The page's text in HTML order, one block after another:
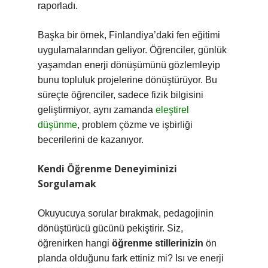
raporladı.
Başka bir örnek, Finlandiya’daki fen eğitimi
uygulamalarından geliyor. Öğrenciler, günlük
yaşamdan enerji dönüşümünü gözlemleyip
bunu topluluk projelerine dönüştürüyor. Bu
süreçte öğrenciler, sadece fizik bilgisini
geliştirmiyor, aynı zamanda eleştirel
düşünme, problem çözme ve işbirliği
becerilerini de kazanıyor.
Kendi Öğrenme Deneyiminizi
Sorgulamak
Okuyucuya sorular bırakmak, pedagojinin
dönüştürücü gücünü pekiştirir. Siz,
öğrenirken hangi öğrenme stillerinizin ön
planda olduğunu fark ettiniz mi? Isı ve enerji